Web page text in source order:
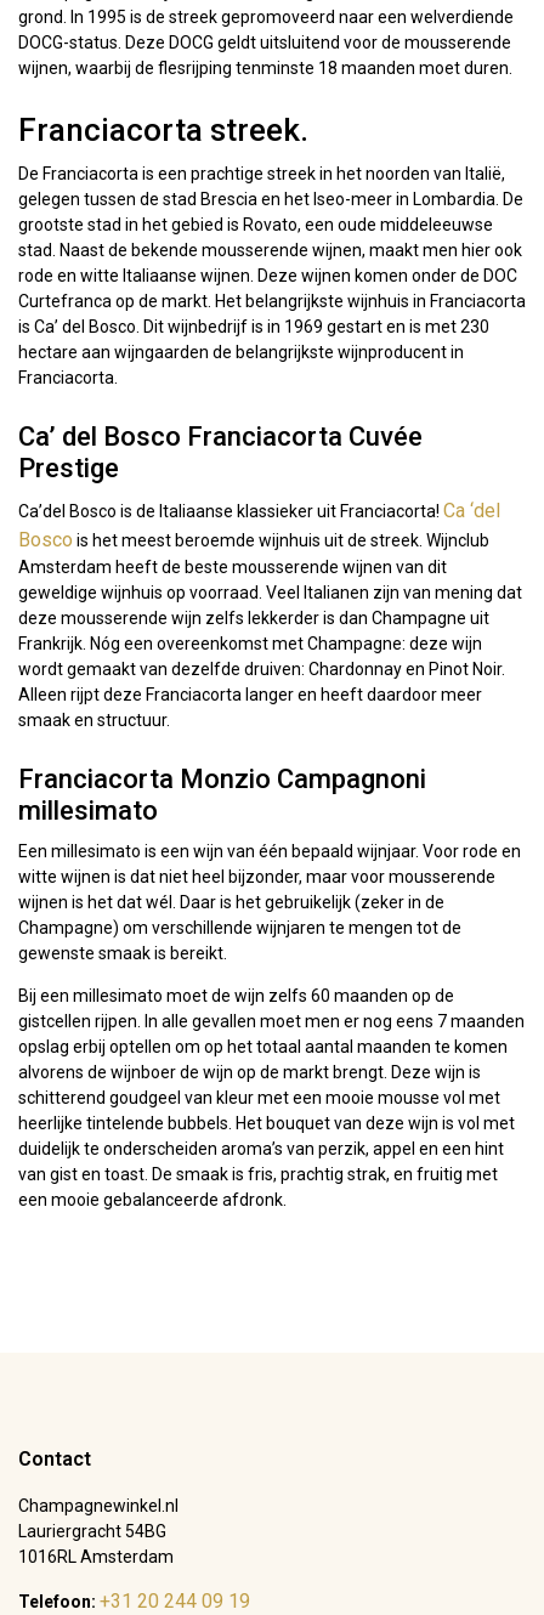
grond. In 1995 is de streek gepromoveerd naar een welverdiende
DOCG-status. Deze DOCG geldt uitsluitend voor de mousserende
wijnen, waarbij de flesrijping tenminste 18 maanden moet duren.
Franciacorta streek.
De Franciacorta is een prachtige streek in het noorden van Italië,
gelegen tussen de stad Brescia en het Iseo-meer in Lombardia. De
grootste stad in het gebied is Rovato, een oude middeleeuwse
stad. Naast de bekende mousserende wijnen, maakt men hier ook
rode en witte Italiaanse wijnen. Deze wijnen komen onder de DOC
Curtefranca op de markt. Het belangrijkste wijnhuis in Franciacorta
is Ca’ del Bosco. Dit wijnbedrijf is in 1969 gestart en is met 230
hectare aan wijngaarden de belangrijkste wijnproducent in
Franciacorta.
Ca’ del Bosco Franciacorta Cuvée
Prestige
Ca’del Bosco is de Italiaanse klassieker uit Franciacorta! Ca ‘del
Bosco is het meest beroemde wijnhuis uit de streek. Wijnclub
Amsterdam heeft de beste mousserende wijnen van dit
geweldige wijnhuis op voorraad. Veel Italianen zijn van mening dat
deze mousserende wijn zelfs lekkerder is dan Champagne uit
Frankrijk. Nóg een overeenkomst met Champagne: deze wijn
wordt gemaakt van dezelfde druiven: Chardonnay en Pinot Noir.
Alleen rijpt deze Franciacorta langer en heeft daardoor meer
smaak en structuur.
Franciacorta Monzio Campagnoni
millesimato
Een millesimato is een wijn van één bepaald wijnjaar. Voor rode en
witte wijnen is dat niet heel bijzonder, maar voor mousserende
wijnen is het dat wél. Daar is het gebruikelijk (zeker in de
Champagne) om verschillende wijnjaren te mengen tot de
gewenste smaak is bereikt.
Bij een millesimato moet de wijn zelfs 60 maanden op de
gistcellen rijpen. In alle gevallen moet men er nog eens 7 maanden
opslag erbij optellen om op het totaal aantal maanden te komen
alvorens de wijnboer de wijn op de markt brengt. Deze wijn is
schitterend goudgeel van kleur met een mooie mousse vol met
heerlijke tintelende bubbels. Het bouquet van deze wijn is vol met
duidelijk te onderscheiden aroma’s van perzik, appel en een hint
van gist en toast. De smaak is fris, prachtig strak, en fruitig met
een mooie gebalanceerde afdronk.
Contact
Champagnewinkel.nl
Lauriergracht 54BG
1016RL Amsterdam
Telefoon: +31 20 244 09 19